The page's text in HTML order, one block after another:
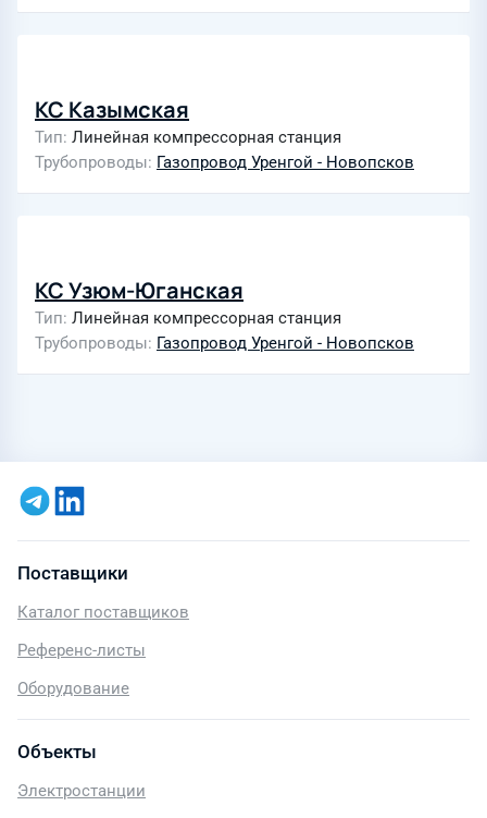
КС Казымская
Тип Линейная компрессорная станция
Трубопроводы Газопровод Уренгой - Новопсков
КС Узюм-Юганская
Тип Линейная компрессорная станция
Трубопроводы Газопровод Уренгой - Новопсков
Поставщики
Каталог поставщиков
Референс-листы
Оборудование
Объекты
Электростанции